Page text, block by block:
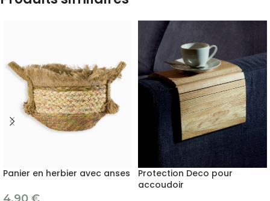
Panier en herbier avec anses
Protection Deco pour
accoudoir